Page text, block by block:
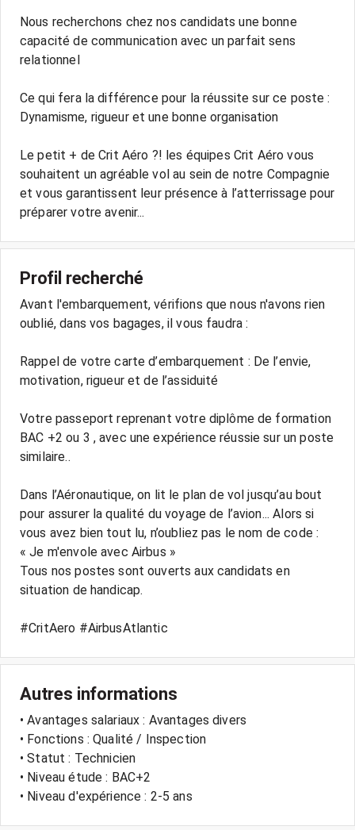
Nous recherchons chez nos candidats une bonne
capacité de communication avec un parfait sens
relationnel
Ce qui fera la différence pour la réussite sur ce poste :
Dynamisme, rigueur et une bonne organisation
Le petit + de Crit Aéro ?! les équipes Crit Aéro vous
souhaitent un agréable vol au sein de notre Compagnie
et vous garantissent leur présence à l’atterrissage pour
Profil recherché
Avant l'embarquement, vérifions que nous n'avons rien
oublié, dans vos bagages, il vous faudra :
Rappel de votre carte d’embarquement : De l’envie,
motivation, rigueur et de l’assiduité
Votre passeport reprenant votre diplôme de formation
BAC +2 ou 3 , avec une expérience réussie sur un poste
similaire..
Dans l’Aéronautique, on lit le plan de vol jusqu’au bout
pour assurer la qualité du voyage de l’avion... Alors si
vous avez bien tout lu, n’oubliez pas le nom de code :
« Je m'envole avec Airbus »
Tous nos postes sont ouverts aux candidats en
situation de handicap.
Autres informations
• Avantages salariaux : Avantages divers
• Fonctions : Qualité / Inspection
• Statut : Technicien
• Niveau étude : BAC+2
• Niveau d'expérience : 2-5 ans